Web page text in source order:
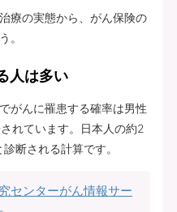
療の実態から、がん保険の
。
人は多い
がんに罹患する確率は男性
れています。日本人の約2
断される計算です。
センターがん情報サー